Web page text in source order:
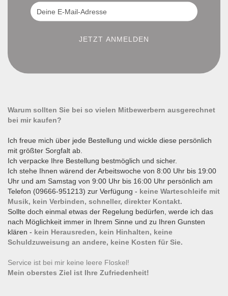
Warum sollten Sie bei so vielen Mitbewerbern ausgerechnet
bei mir kaufen?
Ich freue mich über jede Bestellung und wickle diese persönlich
mit größter Sorgfalt ab.
Ich verpacke Ihre Bestellung bestmöglich und sicher.
Ich stehe Ihnen wärend der Arbeitswoche von 8:00 Uhr bis 19:00
Uhr und am Samstag von 9:00 Uhr bis 16:00 Uhr persönlich am
Telefon (09666-951213) zur Verfügung - keine Warteschleife mit
Musik, kein Verbinden, schneller, direkter Kontakt.
Sollte doch einmal etwas der Regelung bedürfen, werde ich das
nach Möglichkeit immer in Ihrem Sinne und zu Ihren Gunsten
klären - kein Herausreden, kein Hinhalten, keine
Schuldzuweisung an andere, keine Kosten für Sie.
Service ist bei mir keine leere Floskel!
Mein oberstes Ziel ist Ihre Zufriedenheit!